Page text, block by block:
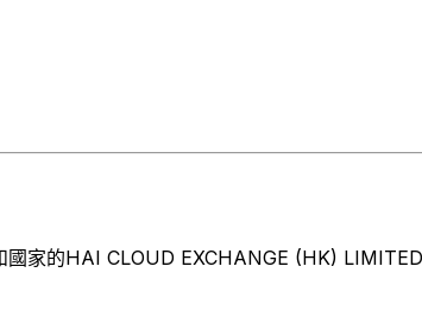
國家的HAI CLOUD EXCHANGE (HK)